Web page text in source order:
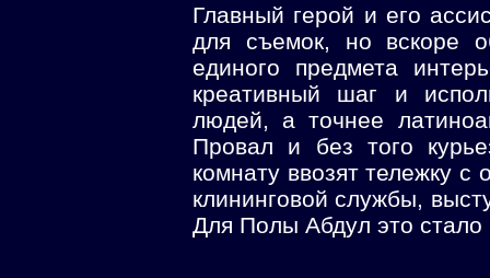
Главный герой и его
для съемок, но вскоре
единого предмета
креативный шаг и
людей, а точнее
Провал и без того
комнату ввозят тележку
клининговой службы,
Для Полы Абдул это стало